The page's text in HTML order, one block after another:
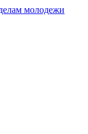
молодежи